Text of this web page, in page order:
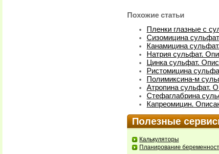
Похожие статьи
Пленки глазные с
Сизомицина
Канамицина
Натрия сульфат.
Цинка сульфат.
Ристомицина
Полимиксина-м
Атропина сульфат.
Стефаглабрина
Капреомицин.
Полезные
Калькуляторы
Планирование